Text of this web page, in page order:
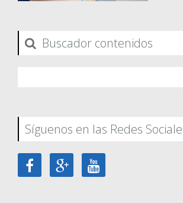
Buscador contenidos
Síguenos en las Redes